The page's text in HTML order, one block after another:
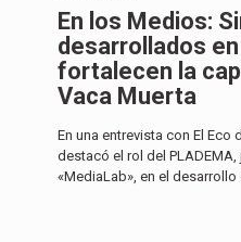
En los Medios:
desarrollados
fortalecen la
Vaca Muerta
En una entrevista con El Eco
destacó el rol del
«MediaLab», en el